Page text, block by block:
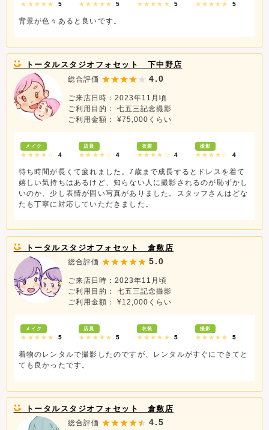
★★★★★ 5 ★★★★★ 5 ★★★★★ 5 ★★★★★ 5
背景が色々あると良いです。
トータルスタジオフォセット 下中野店
総合評価 4.0
ご来店日時：2023年11月頃
ご利用目的： 七五三記念撮影
ご利用金額： ¥75,000くらい
メイク
★★★★☆ 4
店員
★★★★☆ 4
衣装
★★★★☆ 4
撮影
★★★★☆ 4
待ち時間が長くて疲れました。7歳まで成長するとドレスを着て
嬉しい気持ちはあるけど、知らない人に撮影されるのが恥ずかし
いのか、少し表情が固い写真がありました。スタッフさんはどな
たも丁寧に対応していただきました。
トータルスタジオフォセット 倉敷店
総合評価 5.0
ご来店日時：2023年11月頃
ご利用目的： 七五三記念撮影
ご利用金額： ¥12,000くらい
メイク
★★★★★ 5
店員
★★★★★ 5
衣装
★★★★★ 5
撮影
★★★★★ 5
着物のレンタルで撮影したのですが、レンタルがすぐにできてと
ても良かったです。
トータルスタジオフォセット 倉敷店
総合評価 4.5